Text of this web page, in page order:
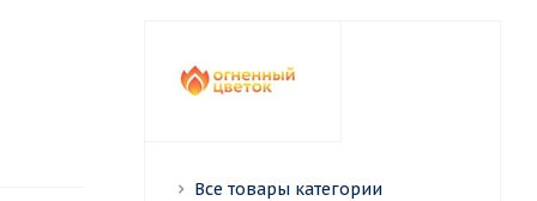
Все товары категории